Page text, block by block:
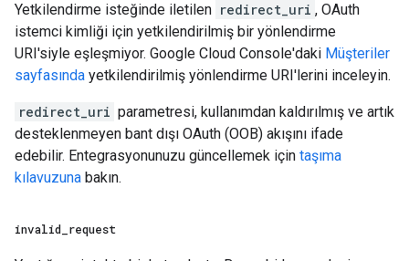
Yetkilendirme isteğinde iletilen redirect_uri , OAuth
istemci kimliği için yetkilendirilmiş bir yönlendirme
URI'siyle eşleşmiyor. Google Cloud Console'daki Müşteriler
sayfasında yetkilendirilmiş yönlendirme URI'lerini inceleyin.
redirect_uri parametresi, kullanımdan kaldırılmış ve artık
desteklenmeyen bant dışı OAuth (OOB) akışını ifade
edebilir. Entegrasyonunuzu güncellemek için taşıma
kılavuzuna bakın.
invalid request